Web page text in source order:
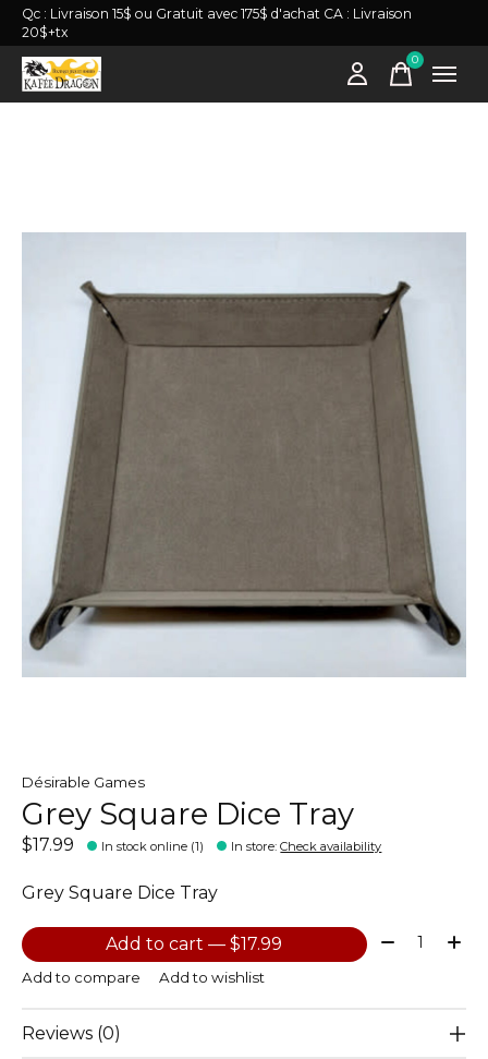
Qc : Livraison 15$ ou Gratuit avec 175$ d'achat CA : Livraison
20$+tx
0items
Désirable Games
Grey Square Dice Tray
$17.99 In stock online (1) In store:Check availability
Grey Square Dice Tray
Add to cart — $17.99 Quantity:
Add to compare Add to wishlist
Reviews (0)